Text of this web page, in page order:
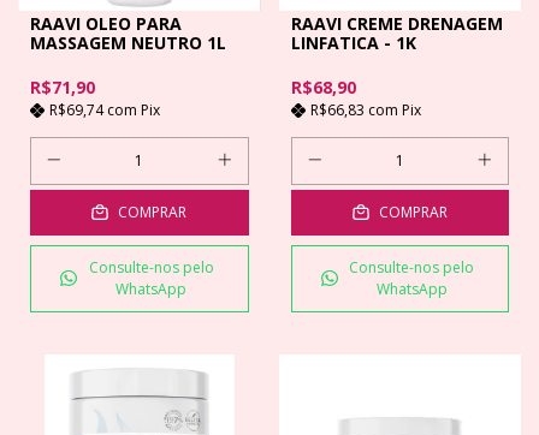
RAAVI OLEO PARA
MASSAGEM NEUTRO 1L
R$71,90
R$69,74com Pix
COMPRAR
Consulte-nos pelo
WhatsApp
RAAVI CREME DRENAGEM
LINFATICA - 1K
R$68,90
R$66,83 com Pix
COMPRAR
Consulte-nos pelo
WhatsApp